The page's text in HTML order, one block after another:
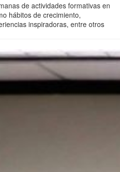
de actividades formativas en
hábitos de crecimiento,
inspiradoras, entre otros